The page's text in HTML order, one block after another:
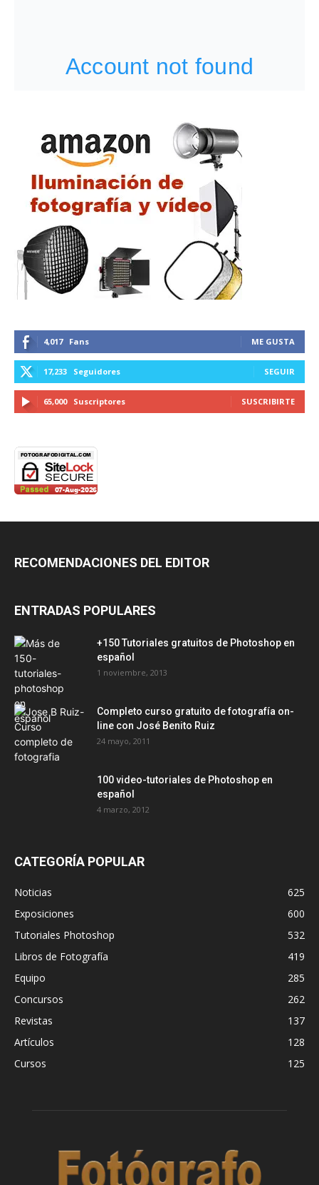
4,017 Fans ME GUSTA
17,233 Seguidores SEGUIR
65,000 Suscriptores SUSCRIBIRTE
RECOMENDACIONES DEL EDITOR
ENTRADAS POPULARES
+150 Tutoriales gratuitos de Photoshop en
español
1 noviembre, 2013
Completo curso gratuito de fotografía on-
line con José Benito Ruiz
24 mayo, 2011
100 video-tutoriales de Photoshop en
español
4 marzo, 2012
CATEGORÍA POPULAR
Noticias
625
Exposiciones
600
Tutoriales Photoshop
532
Libros de Fotografía
419
Equipo
285
Concursos
262
Revistas
137
Artículos
128
Cursos
125